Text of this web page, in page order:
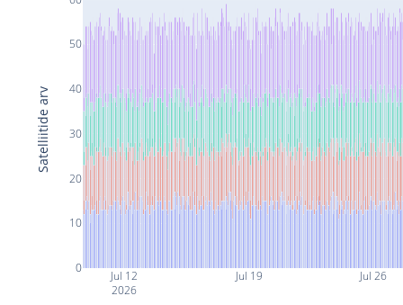
Jul 12
2026
Jul 19 Jul 26
0
10
20
30
40
50
Satelliitide arv